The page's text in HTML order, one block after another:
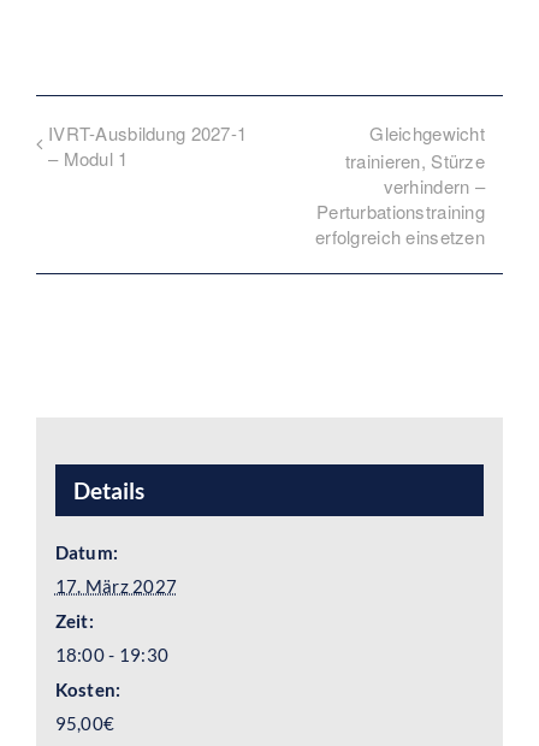
IVRT-Ausbildung 2027-1
– Modul 1
Gleichgewicht
trainieren, Stürze
verhindern –
Perturbationstraining
erfolgreich einsetzen
Details
Datum:
17. März 2027
Zeit:
18:00 - 19:30
Kosten:
95,00€